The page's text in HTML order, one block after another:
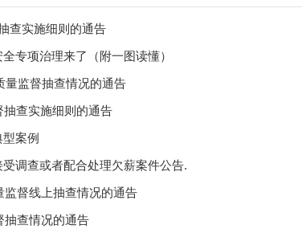
查实施细则的通告
专项治理来了（附一图读懂）
量监督抽查情况的通告
查实施细则的通告
案例
调查或者配合处理欠薪案件公告.
监督线上抽查情况的通告
抽查情况的通告